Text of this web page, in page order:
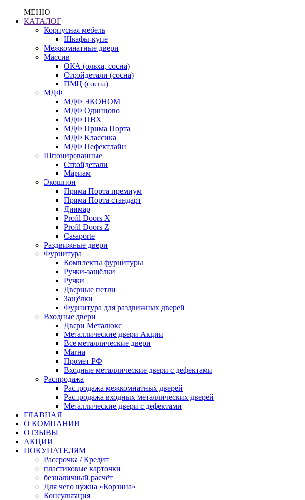
МЕНЮ
КАТАЛОГ
Корпусная мебель
Шкафы-купе
Межкомнатные двери
Массив
ОКА (ольха, сосна)
Стройдетали (сосна)
ПМЦ (сосна)
МДФ
МДФ ЭКОНОМ
МДФ Одинцово
МДФ ПВХ
МДФ Прима Порта
МДФ Классика
МДФ Пефектлайн
Шпонированные
Стройдетали
Мариам
Экошпон
Прима Порта премиум
Прима Порта стандарт
Динмар
Profil Doors X
Profil Doors Z
Casaporte
Раздвижные двери
Фурнитура
Комплекты фурнитуры
Ручки-защёлки
Ручки
Дверные петли
Защёлки
Фурнитура для раздвижных дверей
Входные двери
Двери Металюкс
Металлические двери Акции
Все металлические двери
Магна
Промет РФ
Входные металлические двери с дефектами
Распродажа
Распродажа межкомнатных дверей
Распродажа входных металлических дверей
Металлические двери с дефектами
ГЛАВНАЯ
О КОМПАНИИ
ОТЗЫВЫ
АКЦИИ
ПОКУПАТЕЛЯМ
Рассрочка / Кредит
пластиковые карточки
безналичный расчёт
Для чего нужна «Корзина»
Консультация